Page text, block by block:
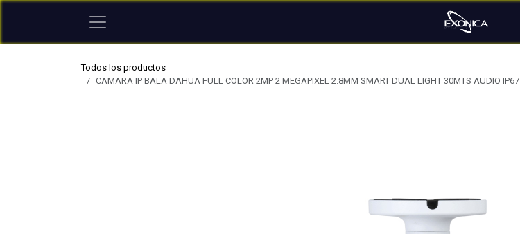
Ir al contenido
Todos los productos
CAMARA IP BALA DAHUA FULL COLOR 2MP 2 MEGAPIXEL 2.8MM SMART DUAL LIGHT 30MTS AUDIO IP67